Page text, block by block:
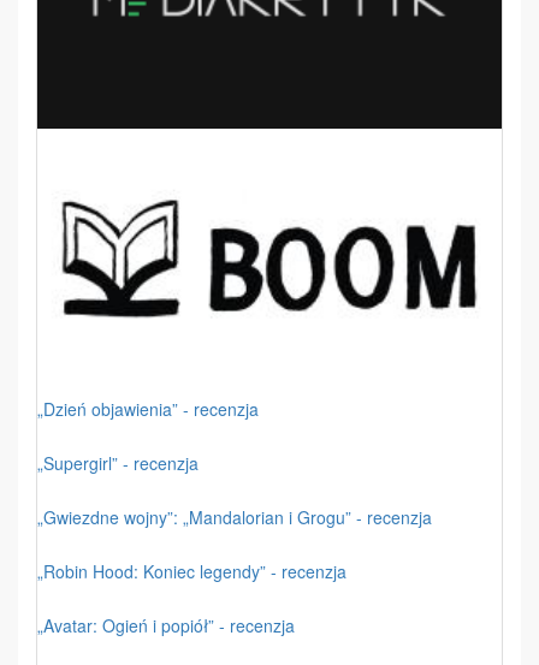
„Dzień objawienia” - recenzja
„Supergirl” - recenzja
„Gwiezdne wojny”: „Mandalorian i Grogu” - recenzja
„Robin Hood: Koniec legendy” - recenzja
„Avatar: Ogień i popiół” - recenzja